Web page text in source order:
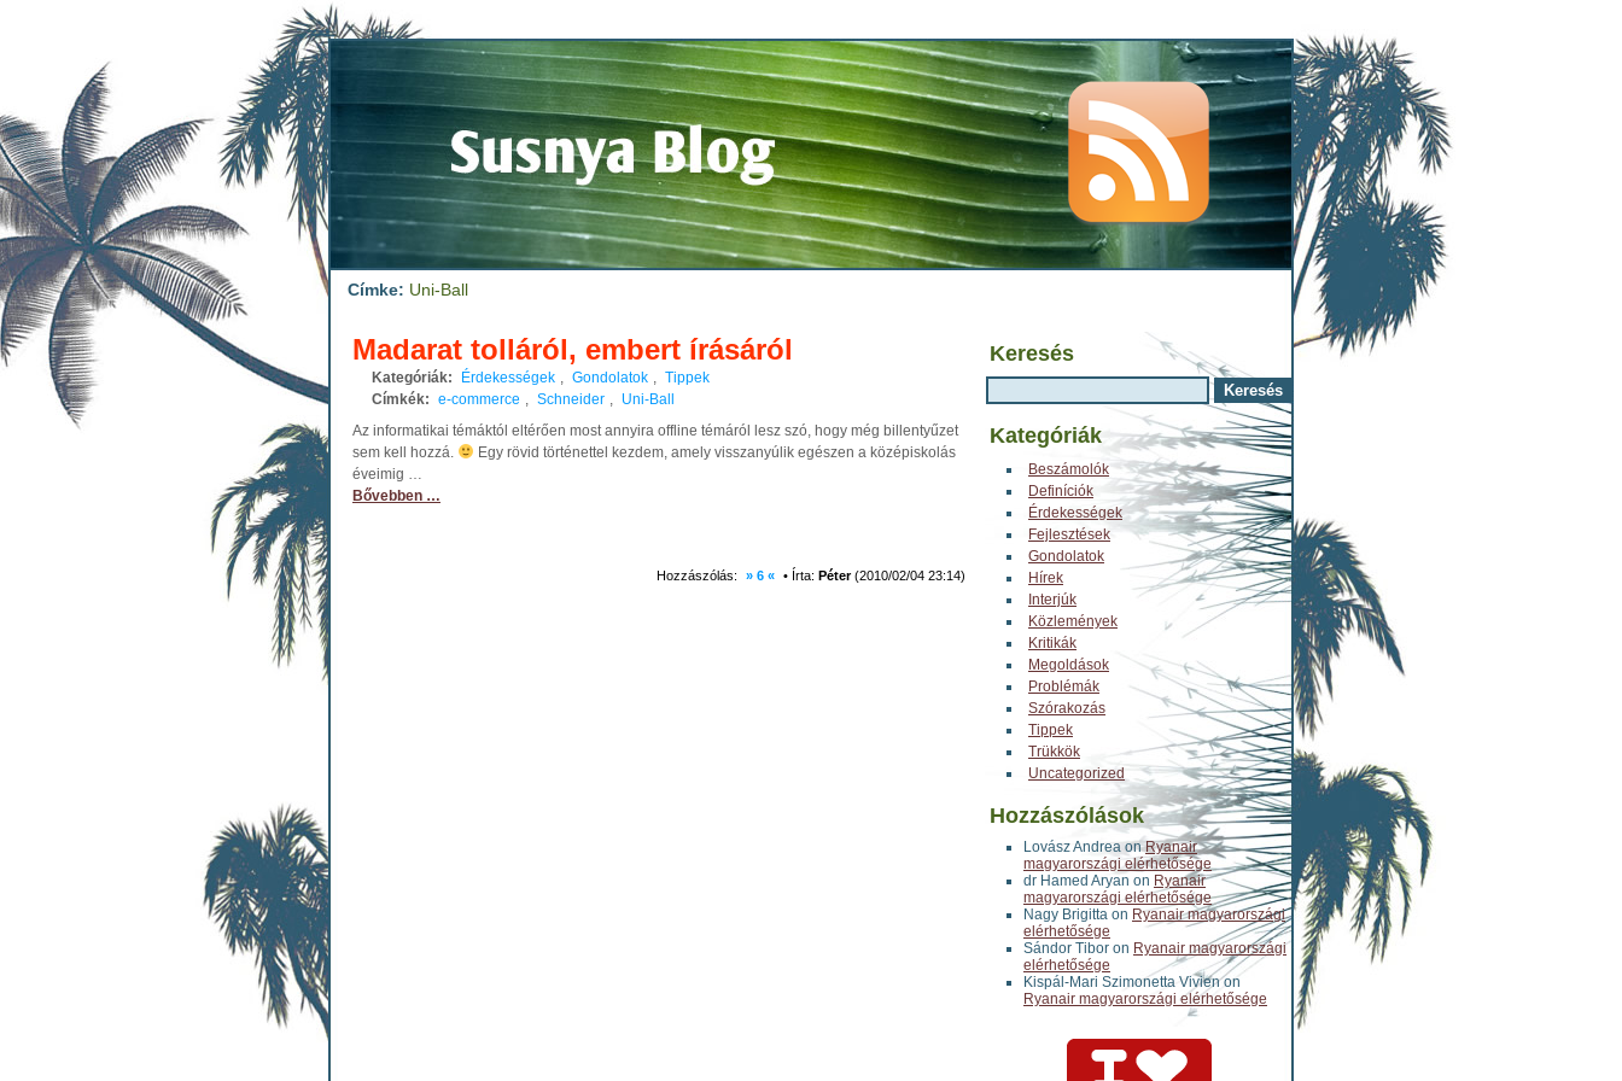
Címke: Uni-Ball
Madarat tolláról, embert írásáról
Kategóriák: Érdekességek , Gondolatok , Tippek
Címkék: e-commerce , Schneider , Uni-Ball
Az informatikai témáktól eltérően most annyira offline témáról lesz szó, hogy még billentyűzet
sem kell hozzá.
Egy rövid történettel kezdem, amely visszanyúlik egészen a középiskolás
éveimig …
Bővebben …
Hozzászólás: » 6 « • Írta: Péter(2010/02/04 23:14)
Keresés
Kategóriák
Beszámolók
Definíciók
Érdekességek
Fejlesztések
Gondolatok
Hírek
Interjúk
Közlemények
Kritikák
Megoldások
Problémák
Szórakozás
Tippek
Trükkök
Uncategorized
Hozzászólások
Lovász Andrea onRyanair
magyarországi elérhetősége
dr Hamed Aryan on Ryanair
magyarországi elérhetősége
Nagy Brigitta on Ryanair magyarországi
elérhetősége
Sándor Tibor on Ryanair magyarországi
elérhetősége
Kispál-Mari Szimonetta Vivienon
Ryanair magyarországi elérhetősége